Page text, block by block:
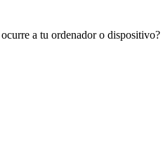
a tu ordenador o